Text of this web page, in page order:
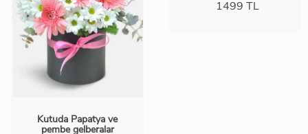
Kutuda Papatya ve
pembe gelberalar